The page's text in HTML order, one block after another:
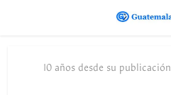
10 años desde su publicación